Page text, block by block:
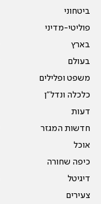
ביטחוני
פוליטי-מדיני
בארץ
בעולם
משפט ופלילים
כלכלה ונדל"ן
דעות
חדשות המגזר
אוכל
כיפה שחורה
דיגיטל
צעירים